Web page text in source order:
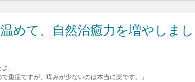
めて、自然治癒力を増やしまし
。
重症ですが、痒みが少ないのは本当に楽です。』